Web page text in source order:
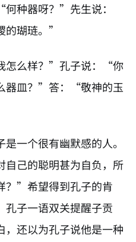
种器呀？”先生说：
的瑚琏。”
怎么样？”孔子说：“你
器皿？”答：“敬神的玉
一个很有幽默感的人。
自己的聪明甚为自负，所
？”希望得到孔子的肯
子一语双关提醒子贡
还以为孔子说他是一种